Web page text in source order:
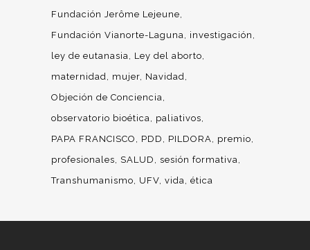
Fundación Jerôme Lejeune
Fundación Vianorte-Laguna
investigación
ley de eutanasia
Ley del aborto
maternidad
mujer Navidad
Objeción de Conciencia
observatorio bioética
paliativos
PAPA FRANCISCO
PDD PILDORA
premio
profesionales
SALUD
sesión formativa
Transhumanismo
UFV vida ética